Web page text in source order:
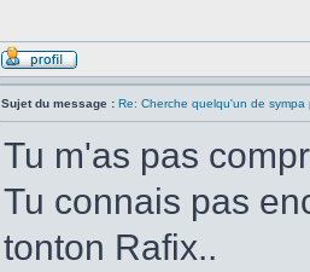
Sujet du message : Re: Cherche quelqu'un de
Tu m'as pas
Tu connais pas
tonton Rafix..